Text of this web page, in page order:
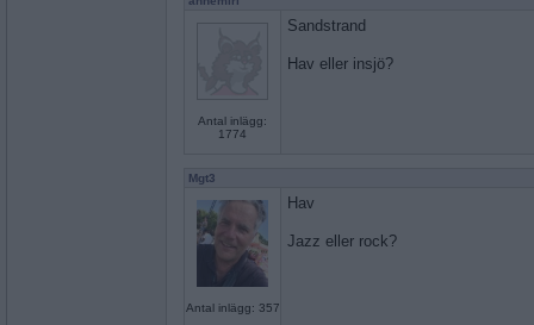
Antal inlägg:
1774
Sandstrand
Hav eller insjö?
Mgt3
Antal inlägg: 357
Hav
Jazz eller rock?